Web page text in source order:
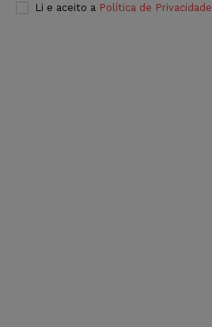
Li e aceito a Política de Privacidade